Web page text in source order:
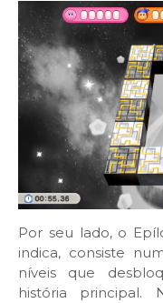
Por seu lado, o
indica, consiste
níveis que
história principal.